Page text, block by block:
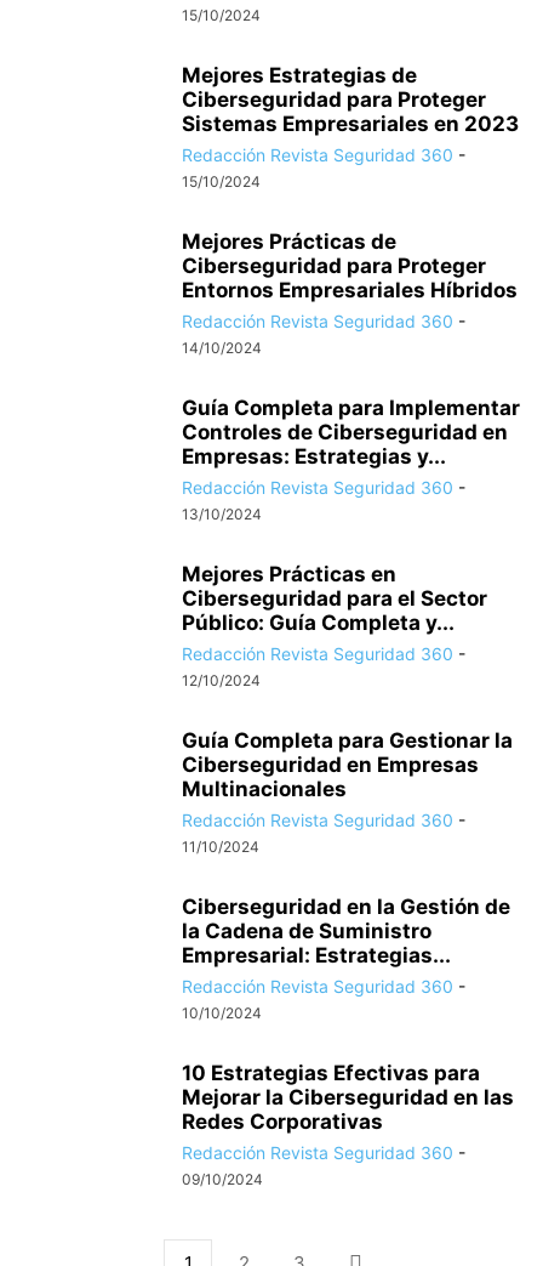
15/10/2024
Mejores Estrategias de
Ciberseguridad para Proteger
Sistemas Empresariales en 2023
Redacción Revista Seguridad 360 -
15/10/2024
Mejores Prácticas de
Ciberseguridad para Proteger
Entornos Empresariales Híbridos
Redacción Revista Seguridad 360 -
14/10/2024
Guía Completa para Implementar
Controles de Ciberseguridad en
Empresas: Estrategias y...
Redacción Revista Seguridad 360 -
13/10/2024
Mejores Prácticas en
Ciberseguridad para el Sector
Público: Guía Completa y...
Redacción Revista Seguridad 360 -
12/10/2024
Guía Completa para Gestionar la
Ciberseguridad en Empresas
Multinacionales
Redacción Revista Seguridad 360 -
11/10/2024
Ciberseguridad en la Gestión de
la Cadena de Suministro
Empresarial: Estrategias...
Redacción Revista Seguridad 360 -
10/10/2024
10 Estrategias Efectivas para
Mejorar la Ciberseguridad en las
Redes Corporativas
Redacción Revista Seguridad 360 -
09/10/2024